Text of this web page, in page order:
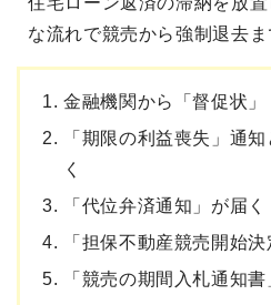
な流れで競売から強制退去ま
金融機関から「督促状」
「期限の利益喪失」通
く
「代位弁済通知」が届く
「担保不動産競売開始
「競売の期間入札通知書